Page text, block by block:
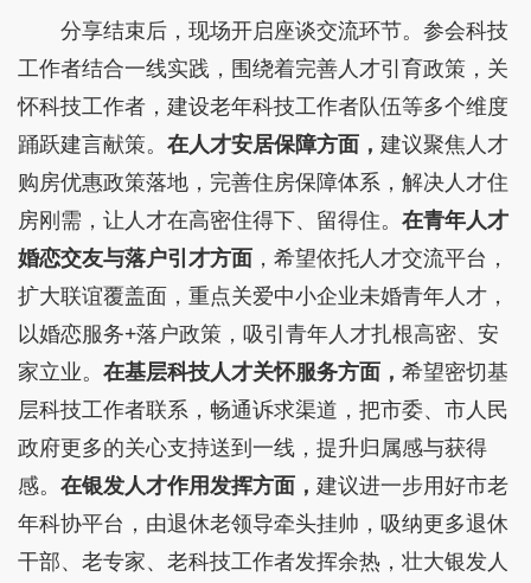
分享结束后，现场开启座谈交流环节。参会科技
工作者结合一线实践，围绕着完善人才引育政策，关
怀科技工作者，建设老年科技工作者队伍等多个维度
踊跃建言献策。 在人才安居保障方面， 建议聚焦人才
购房优惠政策落地，完善住房保障体系，解决人才住
房刚需，让人才在高密住得下、留得住。 在青年人才
婚恋交友与落户引才方面 ，希望依托人才交流平台，
扩大联谊覆盖面，重点关爱中小企业未婚青年人才，
以婚恋服务+落户政策，吸引青年人才扎根高密、安
家立业。 在基层科技人才关怀服务方面， 希望密切基
层科技工作者联系，畅通诉求渠道，把市委、市人民
政府更多的关心支持送到一线，提升归属感与获得
感。 在银发人才作用发挥方面， 建议进一步用好市老
年科协平台，由退休老领导牵头挂帅，吸纳更多退休
干部、老专家、老科技工作者发挥余热，壮大银发人